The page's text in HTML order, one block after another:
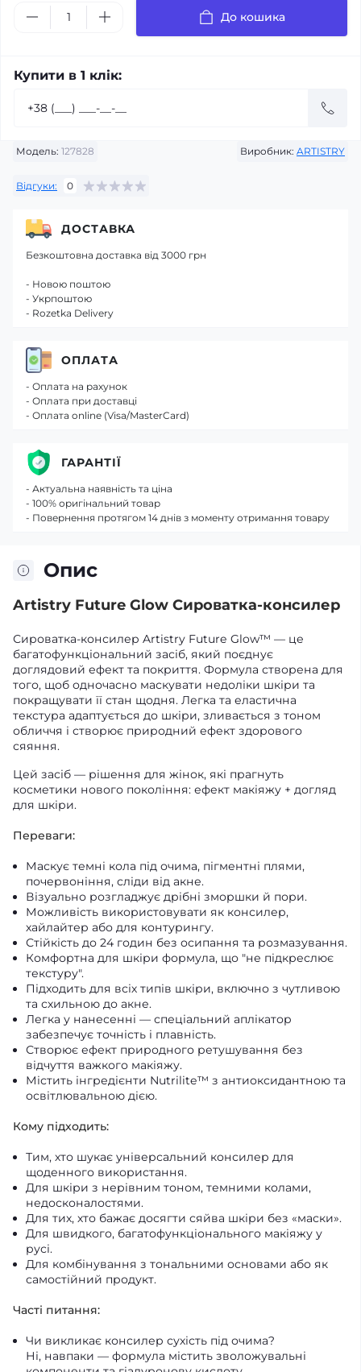
Модель: 127828 Виробник: ARTISTRY
Відгуки: 0
До кошика
Купити в 1 клік:
Опис
Artistry Future Glow Сироватка-консилер
Сироватка-консилер Artistry Future Glow™ — це
багатофункціональний засіб, який поєднує
доглядовий ефект та покриття. Формула створена для
того, щоб одночасно маскувати недоліки шкіри та
покращувати її стан щодня. Легка та еластична
текстура адаптується до шкіри, зливається з тоном
обличчя і створює природний ефект здорового
сяяння.
Цей засіб — рішення для жінок, які прагнуть
косметики нового покоління: ефект макіяжу + догляд
для шкіри.
Переваги:
Маскує темні кола під очима, пігментні плями,
почервоніння, сліди від акне.
Візуально розгладжує дрібні зморшки й пори.
Можливість використовувати як консилер,
хайлайтер або для контурингу.
Стійкість до 24 годин без осипання та розмазування.
Комфортна для шкіри формула, що "не підкреслює
текстуру".
Підходить для всіх типів шкіри, включно з чутливою
та схильною до акне.
Легка у нанесенні — спеціальний аплікатор
забезпечує точність і плавність.
Створює ефект природного ретушування без
відчуття важкого макіяжу.
Містить інгредієнти Nutrilite™ з антиоксидантною та
освітлювальною дією.
Кому підходить:
Тим, хто шукає універсальний консилер для
щоденного використання.
Для шкіри з нерівним тоном, темними колами,
недосконалостями.
Для тих, хто бажає досягти сяйва шкіри без «маски».
Для швидкого, багатофункціонального макіяжу у
русі.
Для комбінування з тональними основами або як
самостійний продукт.
Часті питання:
Чи викликає консилер сухість під очима?
Ні, навпаки — формула містить зволожувальні
ДОСТАВКА
Безкоштовна доставка від 3000 грн
- Новою поштою
- Укрпоштою
- Rozetka Delivery
ОПЛАТА
- Оплата на рахунок
- Оплата при доставці
- Оплата online (Visa/MasterCard)
ГАРАНТІЇ
- Актуальна наявність та ціна
- 100% оригінальний товар
- Повернення протягом 14 днів з моменту отримання товару